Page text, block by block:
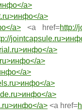
a>
a>
a> <a href=http://
a>
a>
a>
a>
a>
a> <a href=